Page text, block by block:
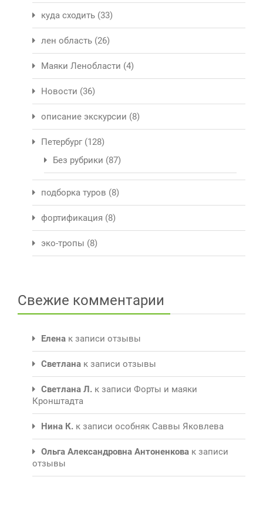
куда сходить (33)
лен область (26)
Маяки Ленобласти (4)
Новости (36)
описание экскурсии (8)
Петербург (128)
Без рубрики (87)
подборка туров (8)
фортификация (8)
эко-тропы (8)
Свежие комментарии
Елена к записи отзывы
Светлана к записи отзывы
Светлана Л. к записи Форты и маяки
Кронштадта
Нина К. к записи особняк Саввы Яковлева
Ольга Александровна Антоненкова к записи
отзывы